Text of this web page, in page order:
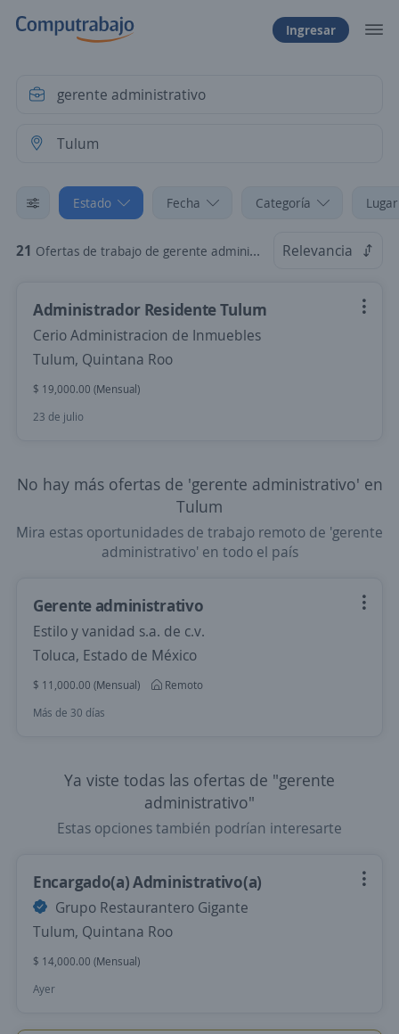
Ingresar
Estado Fecha Categoría
21 Ofertas de trabajo de gerente administrativo en Tulum, Quintana Roo Relevancia
Administrador Residente Tulum
Cerio Administracion de Inmuebles
Tulum, Quintana Roo
$ 19,000.00 (Mensual)
23 de julio
No hay más ofertas de 'gerente administrativo' en
Tulum
Mira estas oportunidades de trabajo remoto de 'gerente
administrativo' en todo el país
Gerente administrativo
Estilo y vanidad s.a. de c.v.
Toluca, Estado de México
$ 11,000.00 (Mensual)
Remoto
Más de 30 días
Ya viste todas las ofertas de "gerente
administrativo"
Estas opciones también podrían interesarte
Encargado(a) Administrativo(a)
Grupo Restaurantero Gigante
Tulum, Quintana Roo
$ 14,000.00 (Mensual)
Ayer